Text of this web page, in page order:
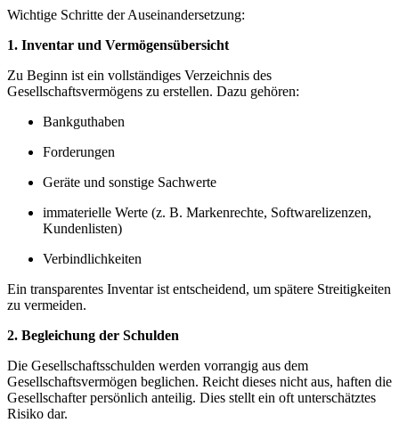
Wichtige Schritte der Auseinandersetzung:
1. Inventar und Vermögensübersicht
Zu Beginn ist ein vollständiges Verzeichnis des
Gesellschaftsvermögens zu erstellen. Dazu gehören:
Bankguthaben
Forderungen
Geräte und sonstige Sachwerte
immaterielle Werte (z. B. Markenrechte, Softwarelizenzen,
Kundenlisten)
Verbindlichkeiten
Ein transparentes Inventar ist entscheidend, um spätere Streitigkeiten
zu vermeiden.
2. Begleichung der Schulden
Die Gesellschaftsschulden werden vorrangig aus dem
Gesellschaftsvermögen beglichen. Reicht dieses nicht aus, haften die
Gesellschafter persönlich anteilig. Dies stellt ein oft unterschätztes
Risiko dar.